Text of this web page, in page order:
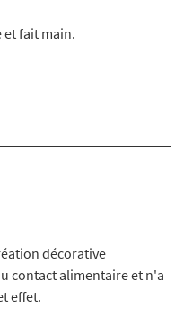
fait main.
décorative
contact alimentaire et n'a
effet.